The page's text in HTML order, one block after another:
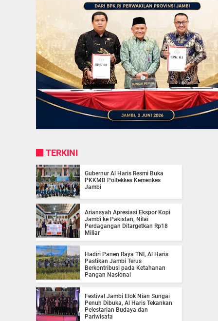
TERKINI
Gubernur Al Haris Resmi Buka
PKKMB Poltekkes Kemenkes
Jambi
Ariansyah Apresiasi Ekspor Kopi
Jambi ke Pakistan, Nilai
Perdagangan Ditargetkan Rp18
Miliar
Hadiri Panen Raya TNI, Al Haris
Pastikan Jambi Terus
Berkontribusi pada Ketahanan
Pangan Nasional
Festival Jambi Elok Nian Sungai
Penuh Dibuka, Al Haris Tekankan
Pelestarian Budaya dan
Pariwisata